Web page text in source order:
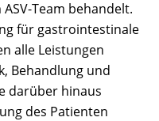
Team behandelt.
für gastrointestinale
alle Leistungen
Behandlung und
darüber hinaus
des Patienten